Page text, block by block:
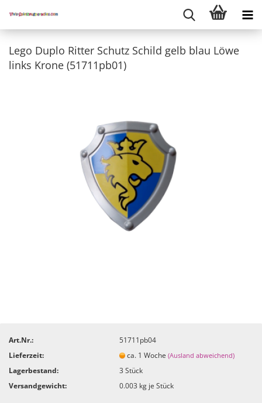
Lego Duplo Ritter Schutz Schild gelb blau Löwe
links Krone (51711pb01)
Art.Nr.:
51711pb04
Lieferzeit:
ca. 1 Woche(Ausland abweichend)
Lagerbestand: 3Stück
Versandgewicht:
0.003 kg je Stück